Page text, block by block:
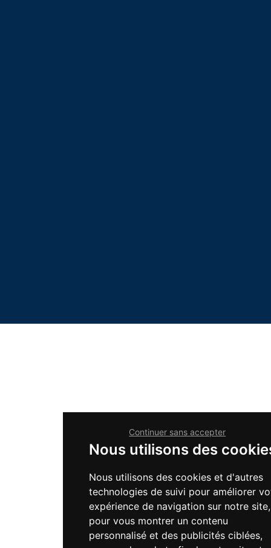
Nous utilisons des
Nous utilisons des cookies et d'autres
technologies de suivi pour améliorer
expérience de navigation sur notre site,
pour vous montrer un contenu
personnalisé et des publicités ciblées,
Continuer sans accepter